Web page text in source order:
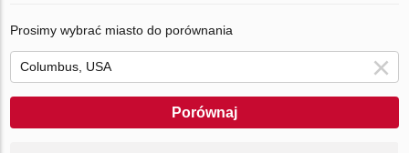
Prosimy wybrać miasto do porównania
Porównaj